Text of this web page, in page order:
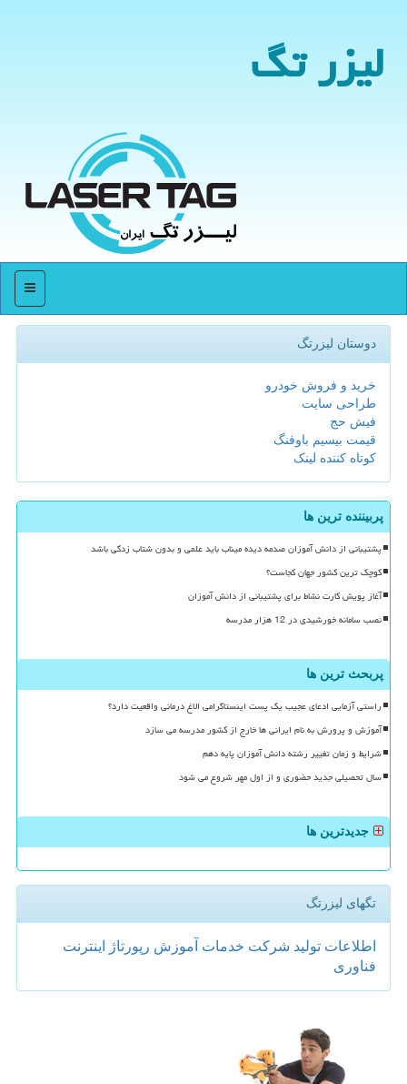
لیزر تگ
منو
دوستان لیزرتگ
خرید و فروش خودرو
طراحی سایت
فیش حج
قیمت بیسیم باوفنگ
کوتاه کننده لینک
پربیننده ترین ها
پشتیبانی از دانش آموزان صدمه دیده میناب باید علمی و بدون شتاب زدگی باشد
کوچک ترین کشور جهان کجاست؟
آغاز پویش کارت نشاط برای پشتیبانی از دانش آموزان
نصب سامانه خورشیدی در 12 هزار مدرسه
پربحث ترین ها
راستی آزمایی ادعای عجیب یک پست اینستاگرامی الاغ درمانی واقعیت دارد؟
آموزش و پرورش به نام ایرانی ها خارج از کشور مدرسه می سازد
شرایط و زمان تغییر رشته دانش آموزان پایه دهم
سال تحصیلی جدید حضوری و از اول مهر شروع می شود
جدیدترین ها
تگهای لیزرتگ
اطلاعات تولید شركت خدمات آموزش رپورتاژ
اینترنت
فناوری